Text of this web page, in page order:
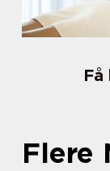
Flere